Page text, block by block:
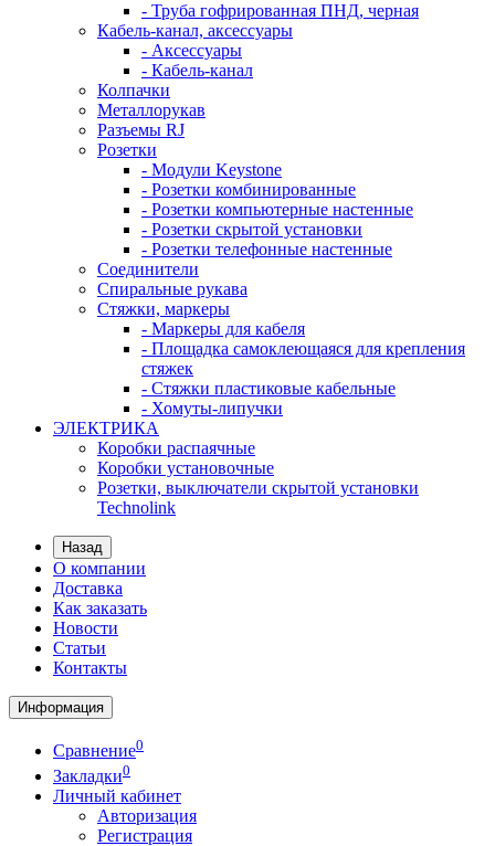
- Труба гофрированная ПНД, черная
Кабель-канал, аксессуары
- Аксессуары
- Кабель-канал
Колпачки
Металлорукав
Разъемы RJ
Розетки
- Модули Keystone
- Розетки комбинированные
- Розетки компьютерные настенные
- Розетки скрытой установки
- Розетки телефонные настенные
Соединители
Спиральные рукава
Стяжки, маркеры
- Маркеры для кабеля
- Площадка самоклеющаяся для крепления
стяжек
- Стяжки пластиковые кабельные
- Хомуты-липучки
ЭЛЕКТРИКА
Коробки распаячные
Коробки установочные
Розетки, выключатели скрытой установки
Technolink
Назад
О компании
Доставка
Как заказать
Новости
Статьи
Контакты
Информация
Сравнение0
Закладки0
Личный кабинет
Авторизация
Регистрация